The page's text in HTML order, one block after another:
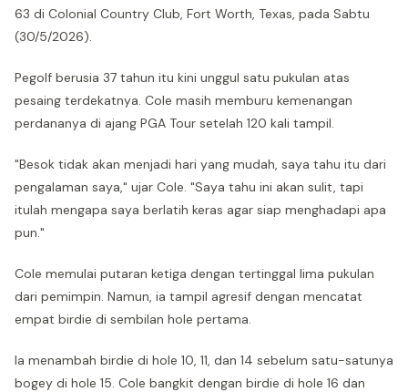
63 di Colonial Country Club, Fort Worth, Texas, pada Sabtu
(30/5/2026).
Pegolf berusia 37 tahun itu kini unggul satu pukulan atas
pesaing terdekatnya. Cole masih memburu kemenangan
perdananya di ajang PGA Tour setelah 120 kali tampil.
"Besok tidak akan menjadi hari yang mudah, saya tahu itu dari
pengalaman saya," ujar Cole. "Saya tahu ini akan sulit, tapi
itulah mengapa saya berlatih keras agar siap menghadapi apa
pun."
Cole memulai putaran ketiga dengan tertinggal lima pukulan
dari pemimpin. Namun, ia tampil agresif dengan mencatat
empat birdie di sembilan hole pertama.
Ia menambah birdie di hole 10, 11, dan 14 sebelum satu-satunya
bogey di hole 15. Cole bangkit dengan birdie di hole 16 dan